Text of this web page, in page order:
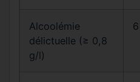
Alcoolémie
délictuelle (≥ 0,8
g/l)
6